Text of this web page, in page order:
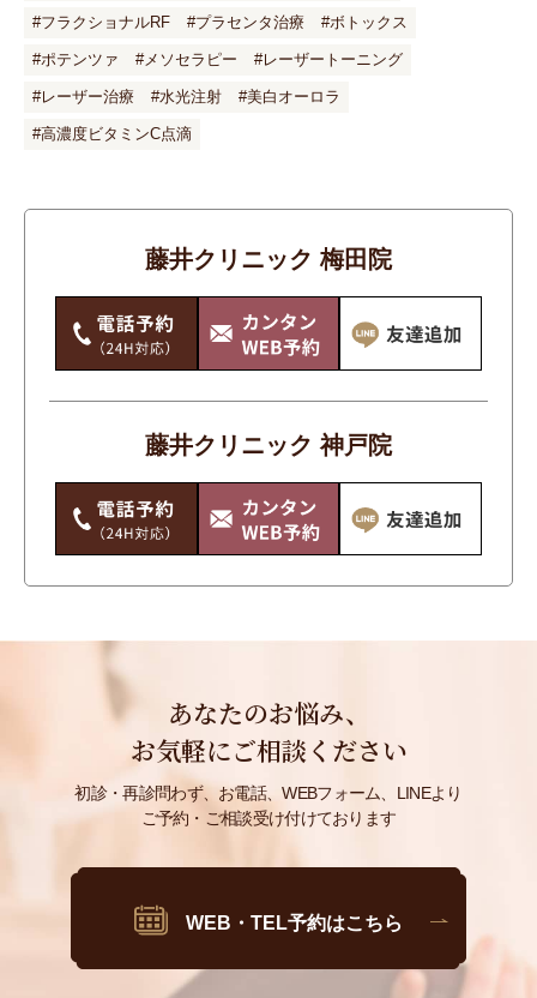
#フラクショナルRF #プラセンタ治療 #ボトックス
#ポテンツァ #メソセラピー #レーザートーニング
#レーザー治療 #水光注射 #美白オーロラ
#高濃度ビタミンC点滴
藤井クリニック 梅田院
藤井クリニック 神戸院
あなたのお悩み、
お気軽にご相談ください
初診・再診問わず、お電話、WEBフォーム、LINEより
ご予約・ご相談受け付けております
WEB・TEL予約はこちら